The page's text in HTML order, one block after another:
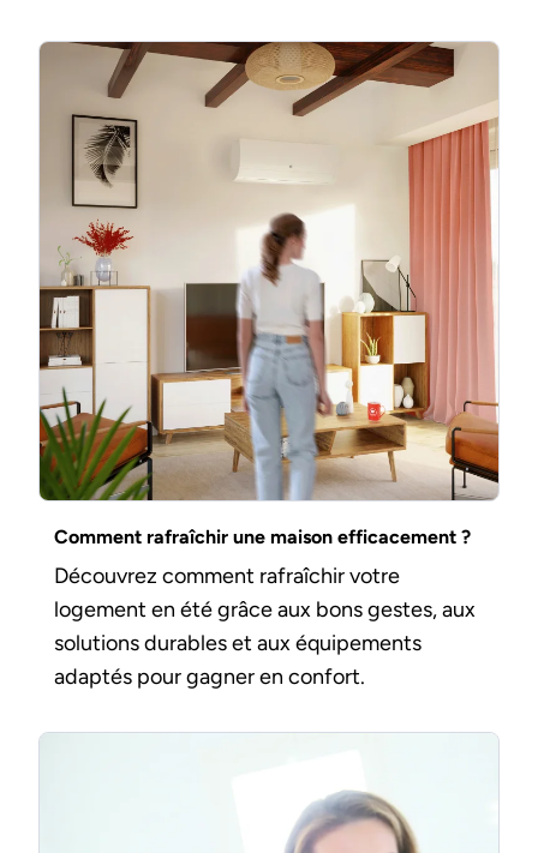
Comment rafraîchir une maison efficacement ?
Découvrez comment rafraîchir votre
logement en été grâce aux bons gestes, aux
solutions durables et aux équipements
adaptés pour gagner en confort.